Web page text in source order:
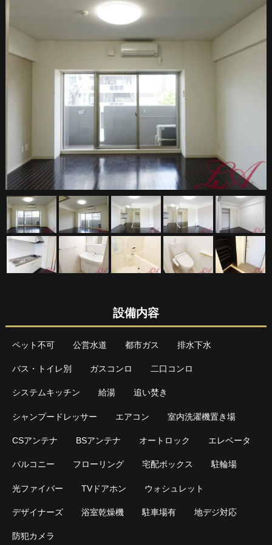
設備内容
ペット不可 公営水道 都市ガス 排水下水
バス・トイレ別 ガスコンロ 二口コンロ
システムキッチン 給湯 追い焚き
シャンプードレッサー エアコン 室内洗濯機置き場
CSアンテナ BSアンテナ オートロック エレベータ
バルコニー フローリング 宅配ボックス 駐輪場
光ファイバー TVドアホン ウォシュレット
デザイナーズ 浴室乾燥機 駐車場有 地デジ対応
防犯カメラ